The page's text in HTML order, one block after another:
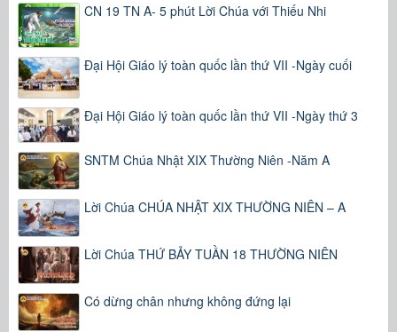
CN 19 TN A- 5 phút Lời Chúa với Thiếu Nhi
Đại Hội Giáo lý toàn quốc lần thứ VII -Ngày cuối
Đại Hội Giáo lý toàn quốc lần thứ VII -Ngày thứ 3
SNTM Chúa Nhật XIX Thường Niên -Năm A
Lời Chúa CHÚA NHẬT XIX THƯỜNG NIÊN – A
Lời Chúa THỨ BẢY TUẦN 18 THƯỜNG NIÊN
Có dừng chân nhưng không đứng lại